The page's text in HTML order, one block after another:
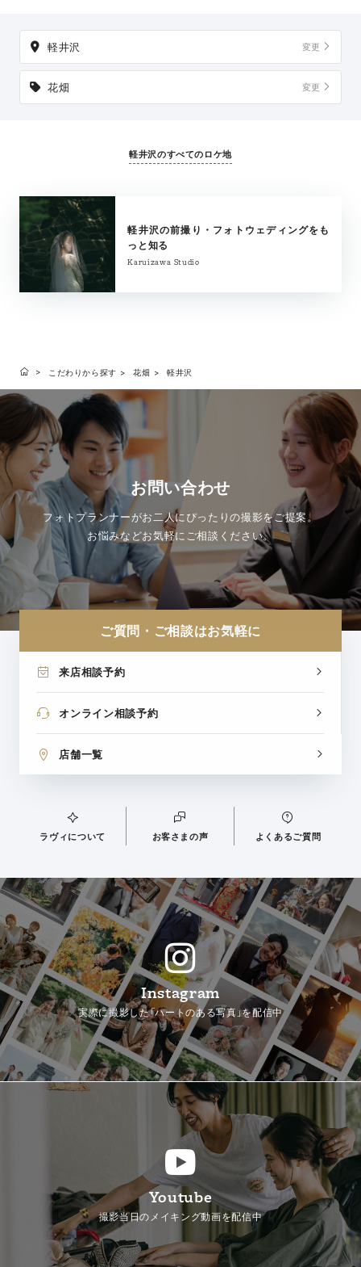
軽井沢 変更
花畑 変更
軽井沢のすべてのロケ地
軽井沢の前撮り・フォトウェディングをも
っと知る
Karuizawa Studio
こだわりから探す 花畑 軽井沢
お問い合わせ
フォトプランナーがお二人にぴったりの撮影をご提案。
お悩みなどお気軽にご相談ください。
ご質問・ご相談はお気軽に
来店相談予約
オンライン相談予約
店舗一覧
ラヴィについて お客さまの声 よくあるご質問
Instagram
実際に撮影した「ハートのある写真」を配信中
Youtube
撮影当日のメイキング動画を配信中